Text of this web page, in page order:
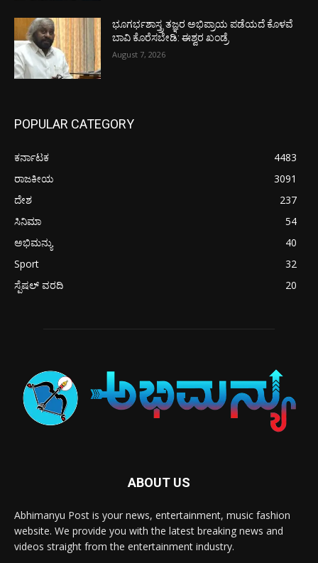
ಭೂಗರ್ಭಶಾಸ್ತ್ರ ತಜ್ಞರ ಅಭಿಪ್ರಾಯ ಪಡೆಯದೆ ಕೊಳವೆ
ಬಾವಿ ಕೊರೆಸಬೇಡಿ: ಈಶ್ವರ ಖಂಡ್ರೆ
August 7, 2026
POPULAR CATEGORY
ಕರ್ನಾಟಕ
4483
ರಾಜಕೀಯ
3091
ದೇಶ
237
ಸಿನಿಮಾ
54
ಅಭಿಮನ್ಯು
40
Sport
32
ಸ್ಪೆಷಲ್ ವರದಿ
20
ABOUT US
Abhimanyu Post is your news, entertainment, music fashion
website. We provide you with the latest breaking news and
videos straight from the entertainment industry.